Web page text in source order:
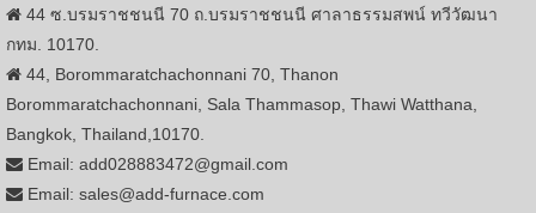
44 ซ.บรมราชชนนี 70 ถ.บรมราชชนนี ศาลาธรรมสพน์ ทวีวัฒนา
กทม. 10170.
44, Borommaratchachonnani 70, Thanon
Borommaratchachonnani, Sala Thammasop, Thawi Watthana,
Bangkok, Thailand,10170.
Email: add028883472@gmail.com
Email: sales@add-furnace.com